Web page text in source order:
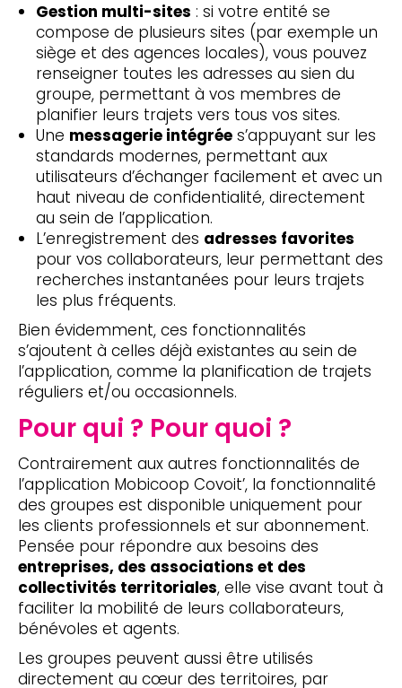
Gestion multi-sites : si votre entité se
compose de plusieurs sites (par exemple un
siège et des agences locales), vous pouvez
renseigner toutes les adresses au sien du
groupe, permettant à vos membres de
planifier leurs trajets vers tous vos sites.
Une messagerie intégrée s’appuyant sur les
standards modernes, permettant aux
utilisateurs d’échanger facilement et avec un
haut niveau de confidentialité, directement
au sein de l’application.
L’enregistrement des adresses favorites
pour vos collaborateurs, leur permettant des
recherches instantanées pour leurs trajets
les plus fréquents.
Bien évidemment, ces fonctionnalités
s’ajoutent à celles déjà existantes au sein de
l’application, comme la planification de trajets
réguliers et/ou occasionnels.
Pour qui ? Pour quoi ?
Contrairement aux autres fonctionnalités de
l’application Mobicoop Covoit’, la fonctionnalité
des groupes est disponible uniquement pour
les clients professionnels et sur abonnement.
Pensée pour répondre aux besoins des
entreprises, des associations et des
collectivités territoriales, elle vise avant tout à
faciliter la mobilité de leurs collaborateurs,
bénévoles et agents.
Les groupes peuvent aussi être utilisés
directement au cœur des territoires, par